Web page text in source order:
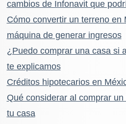
cambios de Infonavit que
Cómo convertir un terreno en
máquina de generar ingresos
¿Puedo comprar una casa si
te explicamos
Créditos hipotecarios en
Qué considerar al comprar
tu casa